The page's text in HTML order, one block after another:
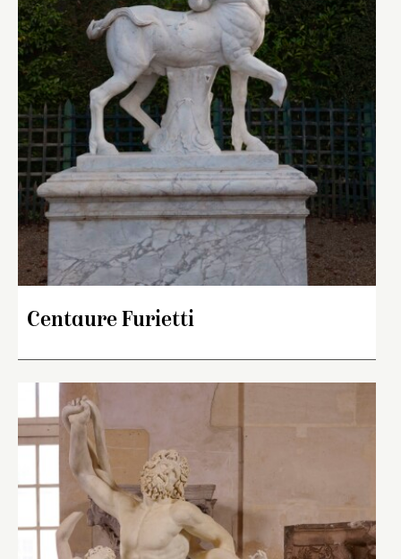
Centaure Furietti